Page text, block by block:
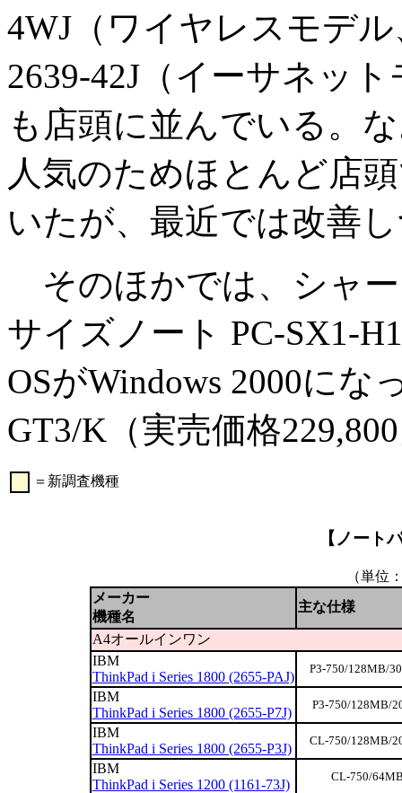
4WJ（ワイヤレスモデ
2639-42J（イーサネッ
も店頭に並んでいる。
人気のためほとんど店
いたが、最近では改善
そのほかでは、シャー
サイズノート PC-SX1-
OSがWindows 2000にな
GT3/K（実売価格
＝新調査機種
【ノート
（単位
メーカー
機種名
主な仕様
A4オールインワン
IBM
ThinkPad i Series 1800 (2655-PAJ)
P3-750/128MB/
IBM
ThinkPad i Series 1800 (2655-P7J)
P3-750/128MB/
IBM
ThinkPad i Series 1800 (2655-P3J)
CL-750/128MB/
IBM
ThinkPad i Series 1200 (1161-73J)
CL-750/